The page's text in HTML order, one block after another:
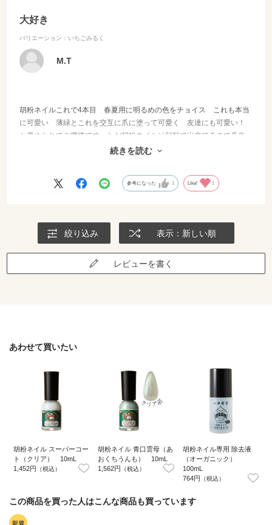
大好き
バリエーション：いちごみるく
M.T
胡粉ネイルこれで4本目 春夏用に明るめの色をチョイス これも本当
に可愛い 薄緑とこれを交互に爪に塗って可愛く 友達にも可愛い！
と褒められてご機嫌です ただ胡粉ネイルは顔料で出来てるので爪先
など直ぐに取れるけどそこだけまた足して塗ればOK胡粉ネイルどこに
続きを読む
参考になった 1 Like! 1
絞り込み 表示：新しい順
レビューを書く
あわせて買いたい
胡粉ネイル スーパーコー
ト（クリア） 10mL
1,452円 （税込）
胡粉ネイル 青口雲母（あ
おくちうんも） 10mL
1,562円
（税込）
胡粉ネイル専用 除去液
（オーガニック）
100mL
764円 （税込）
この商品を買った人はこんな商品も買っています